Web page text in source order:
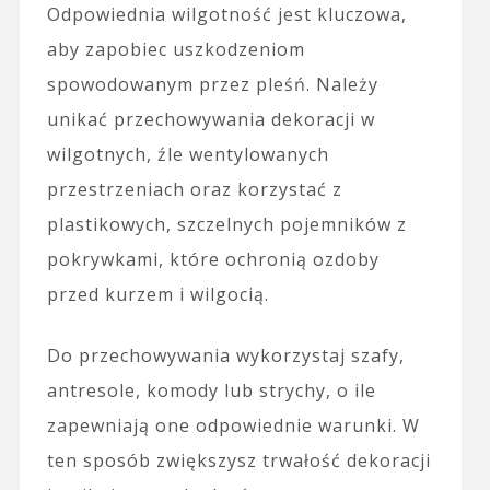
Odpowiednia wilgotność jest kluczowa,
aby zapobiec uszkodzeniom
spowodowanym przez pleśń. Należy
unikać przechowywania dekoracji w
wilgotnych, źle wentylowanych
przestrzeniach oraz korzystać z
plastikowych, szczelnych pojemników z
pokrywkami, które ochronią ozdoby
przed kurzem i wilgocią.
Do przechowywania wykorzystaj szafy,
antresole, komody lub strychy, o ile
zapewniają one odpowiednie warunki. W
ten sposób zwiększysz trwałość dekoracji